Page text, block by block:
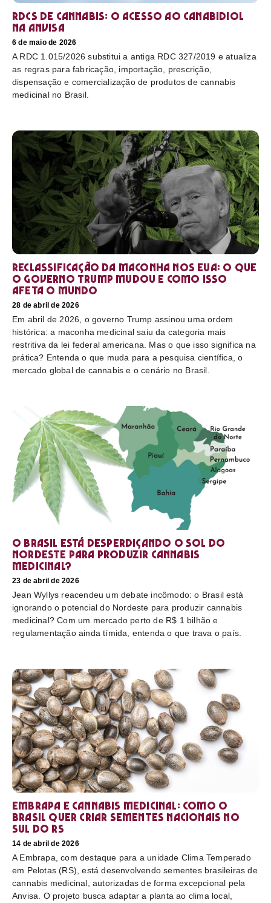
RDCs de cannabis: o acesso ao canabidiol
na Anvisa
6 de maio de 2026
A RDC 1.015/2026 substitui a antiga RDC 327/2019 e atualiza
as regras para fabricação, importação, prescrição,
dispensação e comercialização de produtos de cannabis
medicinal no Brasil.
Reclassificação da maconha nos EUA: o que
o governo Trump mudou e como isso
afeta o mundo
28 de abril de 2026
Em abril de 2026, o governo Trump assinou uma ordem
histórica: a maconha medicinal saiu da categoria mais
restritiva da lei federal americana. Mas o que isso significa na
prática? Entenda o que muda para a pesquisa científica, o
mercado global de cannabis e o cenário no Brasil.
O Brasil está desperdiçando o sol do
nordeste para produzir cannabis
medicinal?
23 de abril de 2026
Jean Wyllys reacendeu um debate incômodo: o Brasil está
ignorando o potencial do Nordeste para produzir cannabis
medicinal? Com um mercado perto de R$ 1 bilhão e
regulamentação ainda tímida, entenda o que trava o país.
Embrapa e cannabis medicinal: como o
Brasil quer criar sementes nacionais no
sul do RS
14 de abril de 2026
A Embrapa, com destaque para a unidade Clima Temperado
em Pelotas (RS), está desenvolvendo sementes brasileiras de
cannabis medicinal, autorizadas de forma excepcional pela
Anvisa. O projeto busca adaptar a planta ao clima local,